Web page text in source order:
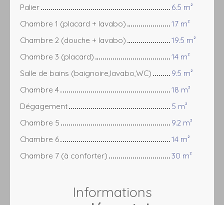
Palier
6.5 m²
Chambre 1 (placard + lavabo)
17 m²
Chambre 2 (douche + lavabo)
19.5 m²
Chambre 3 (placard)
14 m²
Salle de bains (baignoire,lavabo,WC)
9.5 m²
Chambre 4
18 m²
Dégagement
5 m²
Chambre 5
9.2 m²
Chambre 6
14 m²
Chambre 7 (à conforter)
30 m²
Informations